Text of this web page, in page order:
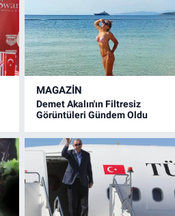
MAGAZİN
Demet Akalın'ın Filtresiz
Görüntüleri Gündem Oldu